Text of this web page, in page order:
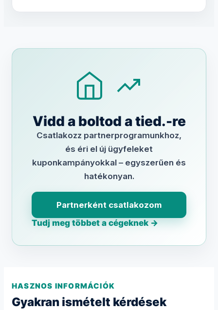
Vidd a boltod a tied.-re
Csatlakozz partnerprogramunkhoz,
és éri el új ügyfeleket
kuponkampányokkal – egyszerűen és
hatékonyan.
Partnerként csatlakozom
Tudj meg többet a cégeknek →
HASZNOS INFORMÁCIÓK
Gyakran ismételt kérdések